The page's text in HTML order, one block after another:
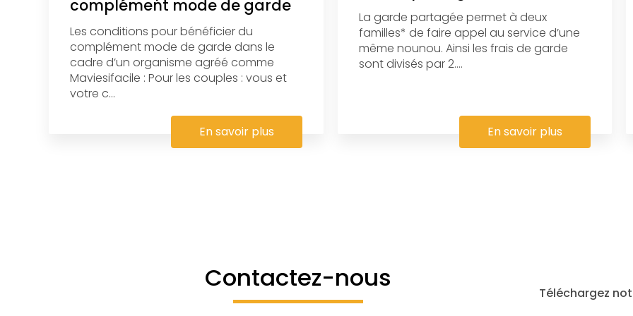
complément mode de garde
Les conditions pour bénéficier du
complément mode de garde dans le
cadre d’un organisme agréé comme
Maviesifacile : Pour les couples : vous et
votre c...
En savoir plus
La garde partagée permet à deux
familles* de faire appel au service d’une
même nounou. Ainsi les frais de garde
sont divisés par 2....
En savoir plus
Contactez-nous Téléchargez